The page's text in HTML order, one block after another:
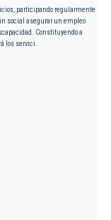
participando regularmente
social asegurar un empleo
Constituyendo a
los servici.